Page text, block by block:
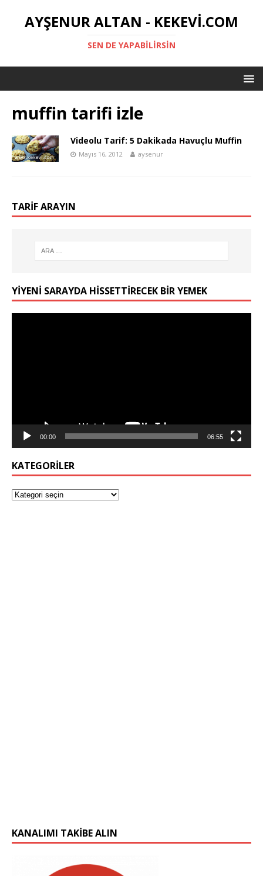
AYŞENUR ALTAN - KEKEVI.COM
SEN DE YAPABILIRSIN
muffin tarifi izle
Videolu Tarif: 5 Dakikada Havuçlu Muffin
Mayıs 16, 2012 aysenur
TARIF ARAYIN
YIYENI SARAYDA HISSETTIRECEK BIR YEMEK
00:00 06:55
KATEGORILER
KANALIMI TAKIBE ALIN